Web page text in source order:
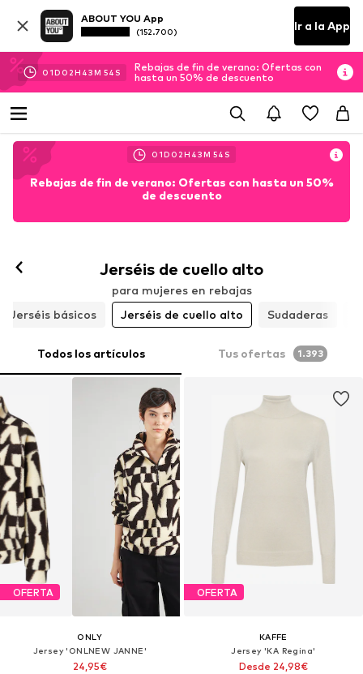
ABOUT YOU App
(152.700) Ir a la App
01D 02H 43M 53 S
Rebajas de fin de verano: Ofertas con
hasta un 50% de descuento
01D 02H 43M 53 S
Rebajas de fin de verano: Ofertas con hasta un 50%
de descuento
Jerséis de cuello alto
para mujeres en rebajas
Jerséis básicos
Jerséis de cuello alto Sudaderas
Todos los artículos Tus ofertas 1.393
OFERTA
ONLY
Jersey 'ONLNEW JANNE'
24,95€
OFERTA
KAFFE
Jersey 'KA Regina'
Desde 24,98€